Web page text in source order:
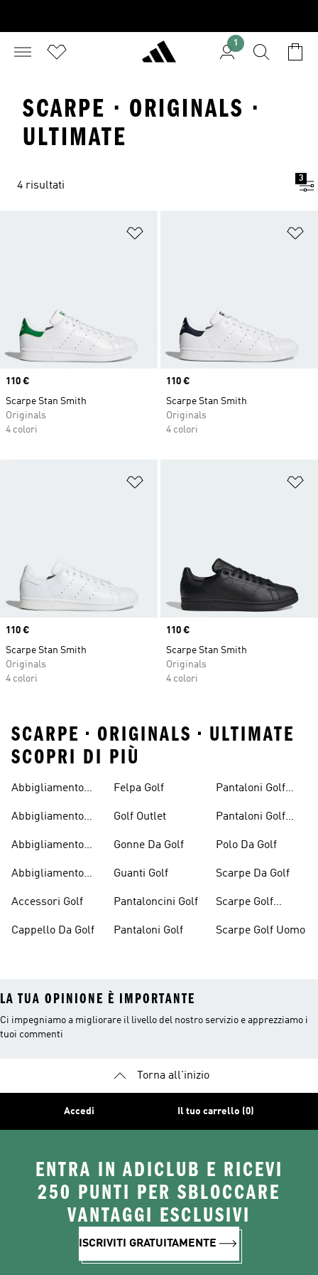
1
SCARPE · ORIGINALS ·
ULTIMATE
4 risultati
3
Aggiungi alla lista dei desideri
Price
110 €
Scarpe Stan Smith
Originals
4 colori
Price
110 €
Scarpe Stan Smith
Originals
4 colori
Aggiungi alla lista dei desideri
Price
110 €
Scarpe Stan Smith
Originals
4 colori
Price
110 €
Scarpe Stan Smith
Originals
4 colori
SCARPE • ORIGINALS • ULTIMATE
SCOPRI DI PIÙ
Abbigliamento
Abbigliamento
Abbigliamento
Abbigliamento
Accessori Golf
Cappello Da Golf
Felpa Golf
Golf Outlet
Gonne Da Golf
Guanti Golf
Pantaloncini Golf
Pantaloni Golf
Pantaloni Golf
Pantaloni Golf
Polo Da Golf
Scarpe Da Golf
Scarpe Golf
Scarpe Golf Uomo
LA TUA OPINIONE È IMPORTANTE
Ci impegniamo a migliorare il livello del nostro servizio e apprezziamo i
tuoi commenti
Torna all'inizio
Accedi Il tuo carrello (0)
ENTRA IN ADICLUB E RICEVI
250 PUNTI PER SBLOCCARE
VANTAGGI ESCLUSIVI
ISCRIVITI GRATUITAMENTE